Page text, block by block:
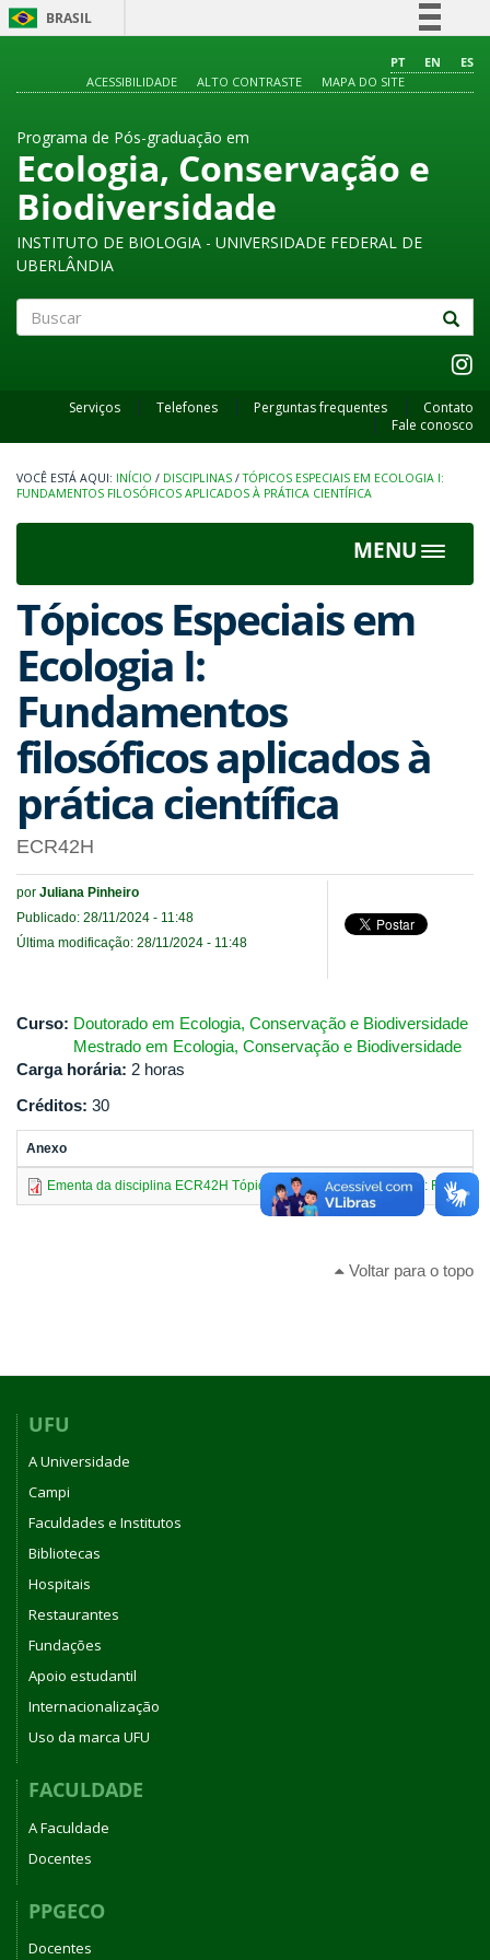
BRASIL
Comunica BR
Acesso à informação
Legislação
PT EN
ES
ACESSIBILIDADE
ALTO CONTRASTE MAPA DO SITE
Programa de Pós-graduação em
Ecologia, Conservação e
Biodiversidade
INSTITUTO DE BIOLOGIA - UNIVERSIDADE FEDERAL DE
UBERLÂNDIA
Serviços Telefones Perguntas frequentes
Contato
Fale conosco
INÍCIO / DISCIPLINAS / TÓPICOS ESPECIAIS EM ECOLOGIA I:
FUNDAMENTOS FILOSÓFICOS APLICADOS À PRÁTICA CIENTÍFICA
MENU
Toggle
Tópicos Especiais em
Ecologia I:
Fundamentos
filosóficos aplicados à
prática científica
ECR42H
por Juliana Pinheiro
Publicado: 28/11/2024 - 11:48
Última modificação: 28/11/2024 - 11:48
Curso: Doutorado em Ecologia, Conservação e Biodiversidade
Mestrado em Ecologia, Conservação e Biodiversidade
Carga horária: 2 horas
Créditos: 30
Anexo
Ementa da disciplina ECR42H Tópicos Especiais em Ecologia I:
Voltar para o topo
UFU
A Universidade
Campi
Faculdades e Institutos
Bibliotecas
Hospitais
Restaurantes
Fundações
Apoio estudantil
Internacionalização
Uso da marca UFU
FACULDADE
A Faculdade
Docentes
PPGECO
Docentes